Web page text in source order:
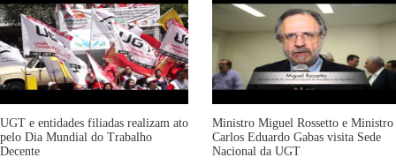
UGT e entidades filiadas realizam ato
pelo Dia Mundial do Trabalho
Decente
Ministro Miguel Rossetto e Ministro
Carlos Eduardo Gabas visita Sede
Nacional da UGT